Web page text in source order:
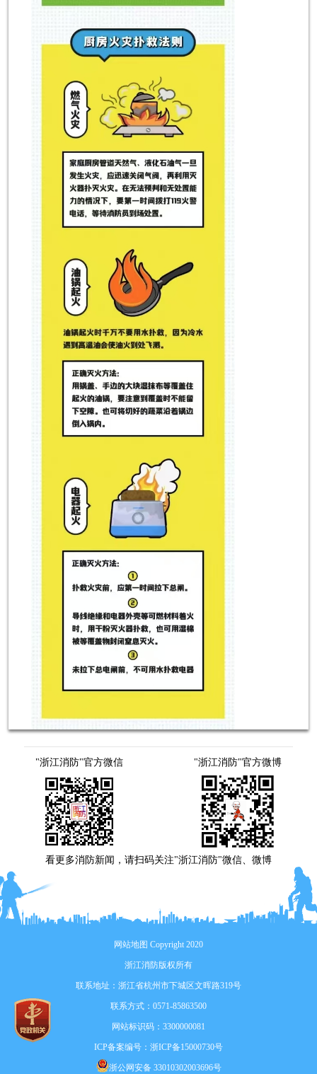
"浙江消防"官方微信 "浙江消防"官方微博
看更多消防新闻，请扫码关注"浙江消防"微信、微博
网站地图 Copyright 2020
浙江消防版权所有
联系地址：浙江省杭州市下城区文晖路319号
联系方式：0571-85863500
网站标识码：3300000081
ICP备案编号： 浙ICP备15000730号
浙公网安备 33010302003696号